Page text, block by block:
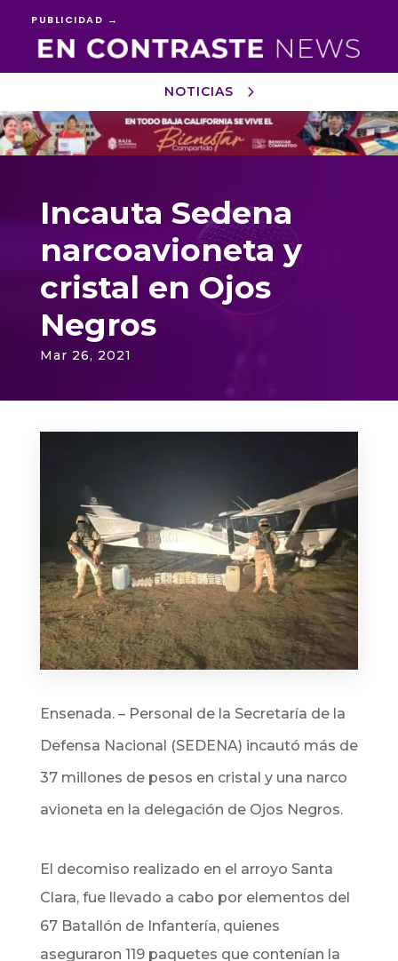
PUBLICIDAD →
NOTICIAS
Reproductor
de
vídeo
Incauta Sedena
narcoavioneta y
cristal en Ojos
Negros
Mar 26, 2021
Ensenada. – Personal de la Secretaría de la
Defensa Nacional (SEDENA) incautó más de
37 millones de pesos en cristal y una narco
avioneta en la delegación de Ojos Negros.
El decomiso realizado en el arroyo Santa
Clara, fue llevado a cabo por elementos del
67 Batallón de Infantería, quienes
aseguraron 119 paquetes que contenían la